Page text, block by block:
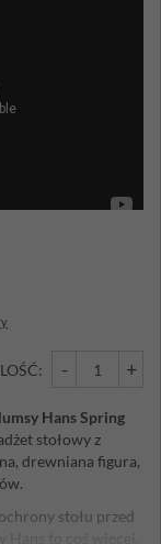
- +
Hans Spring
stołowy z
drewniana figura,
stołu przed